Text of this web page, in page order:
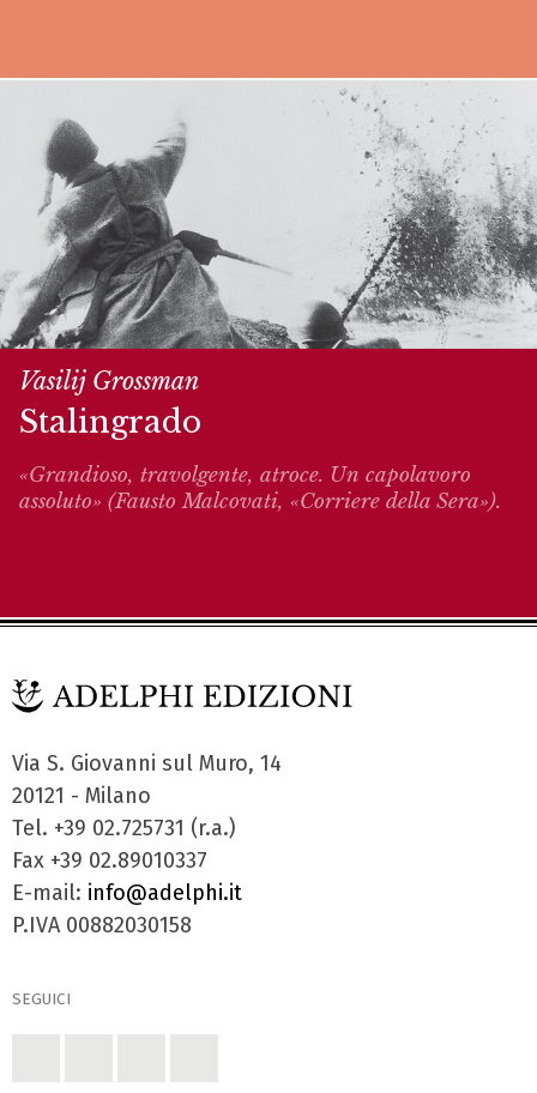
Vasilij Grossman
Stalingrado
«Grandioso, travolgente, atroce. Un capolavoro
assoluto» (Fausto Malcovati, «Corriere della Sera»).
Via S. Giovanni sul Muro, 14
20121 - Milano
Tel. +39 02.725731 (r.a.)
Fax +39 02.89010337
E-mail: info@adelphi.it
P.IVA 00882030158
SEGUICI